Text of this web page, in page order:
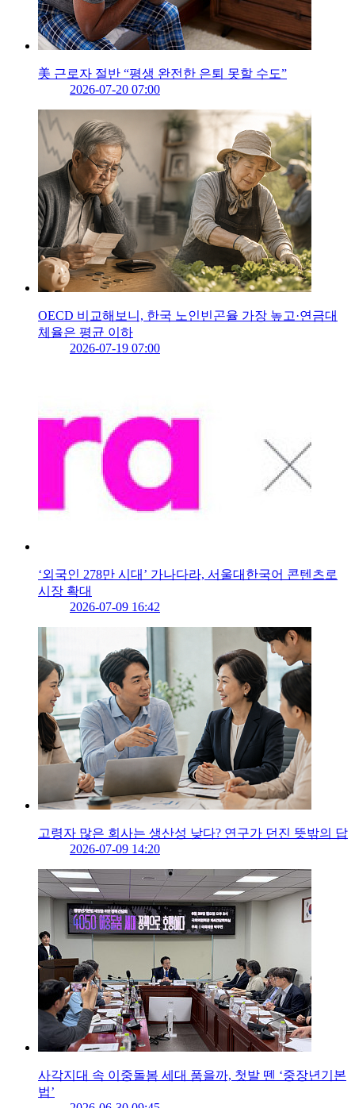
美 근로자 절반 “평생 완전한 은퇴 못할 수도”
2026-07-20 07:00
OECD 비교해보니, 한국 노인빈곤율 가장 높고·연금대
체율은 평균 이하
2026-07-19 07:00
‘외국인 278만 시대’ 가나다라, 서울대한국어 콘텐츠로
시장 확대
2026-07-09 16:42
고령자 많은 회사는 생산성 낮다? 연구가 던진 뜻밖의 답
2026-07-09 14:20
사각지대 속 이중돌봄 세대 품을까, 첫발 뗀 ‘중장년기본
법’